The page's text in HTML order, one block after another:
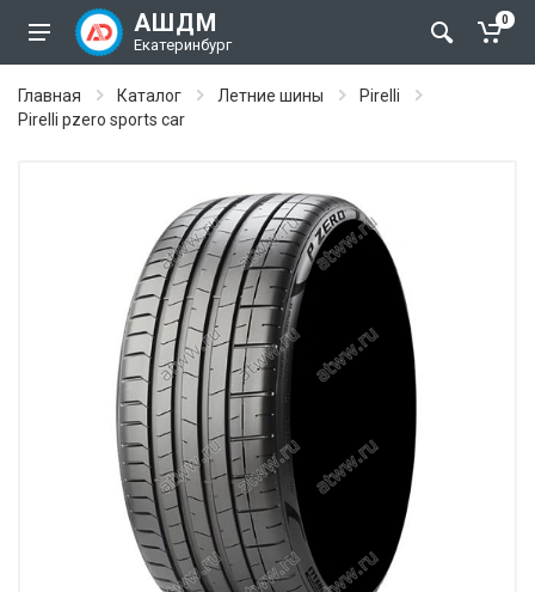
АШДМ
Екатеринбург
0
Главная Каталог Летние шины
Pirelli
Pirelli pzero sports car